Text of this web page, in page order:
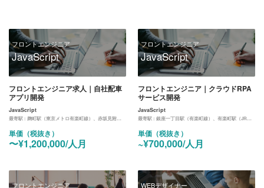
フロントエンジニア
JavaScript
フロントエンジニア求人｜自社配車
アプリ開発
JavaScript
最寄駅 : 麹町駅（東京メトロ有楽町線）、赤坂見附駅（銀座線、丸ノ内線）
単価（税抜き）
〜¥1,200,000/人月
フロントエンジニア
JavaScript
フロントエンジニア｜クラウドRPA
サービス開発
JavaScript
最寄駅 :銀座一丁目駅（有楽町線）、有楽町駅（JR山手線、京浜東北線）、日比谷駅（東京メトロ日比谷線、千代田線、都営三田線））
単価（税抜き）
~¥700,000/人月
フロントエンジニア WEBデザイナー